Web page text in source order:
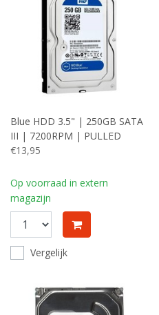
Blue HDD 3.5" | 250GB SATA
III | 7200RPM | PULLED
(refurbished)
€13,95
Op voorraad in extern
magazijn
Vergelijk